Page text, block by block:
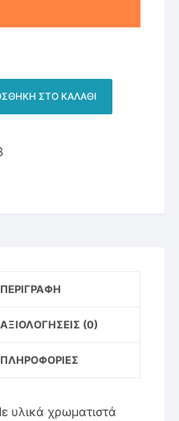
ΣΤΟ ΚΑΛΆΘΙ
ΠΕΡΙΓΡΑΦΉ
ΑΞΙΟΛΟΓΉΣΕΙΣ (0)
ΠΛΗΡΟΦΟΡΊΕΣ
υλικά χρωματιστά